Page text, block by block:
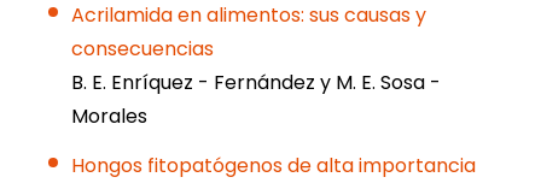
Acrilamida en alimentos: sus causas y
consecuencias
B. E. Enríquez - Fernández y M. E. Sosa -
Morales
Hongos fitopatógenos de alta importancia